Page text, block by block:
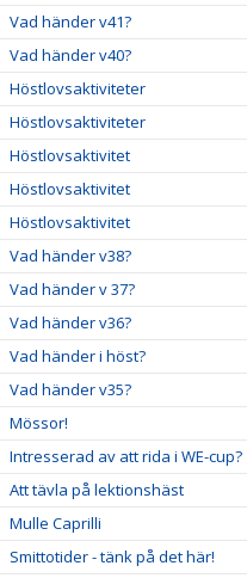
Vad händer v41?
Vad händer v40?
Höstlovsaktiviteter
Höstlovsaktiviteter
Höstlovsaktivitet
Höstlovsaktivitet
Höstlovsaktivitet
Vad händer v38?
Vad händer v 37?
Vad händer v36?
Vad händer i höst?
Vad händer v35?
Mössor!
Intresserad av att rida i WE-cup?
Att tävla på lektionshäst
Mulle Caprilli
Smittotider - tänk på det här!